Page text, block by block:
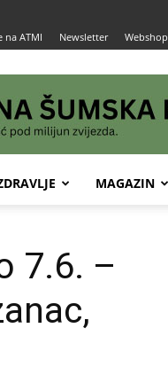
na ATMI Newsletter Webshop
MAGAZIN
7.6. –